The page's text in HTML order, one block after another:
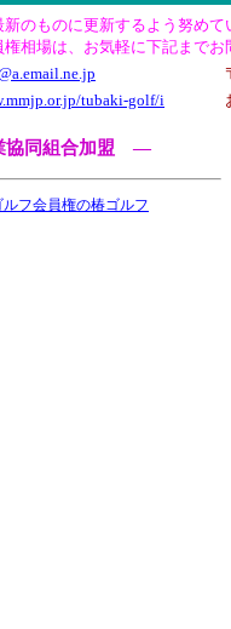
のものに更新するよう努め
相場は、お気軽に下記までお
tubaki-golf/i
協同組合加盟 ―
ルフ会員権の椿ゴルフ